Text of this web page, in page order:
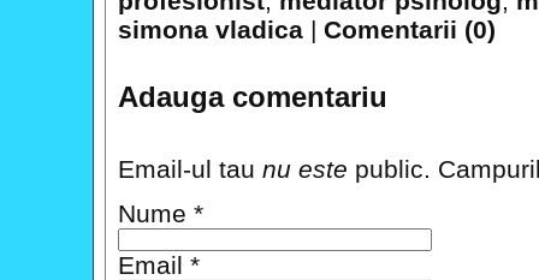
simona vladica | Comentarii (0)
Adauga comentariu
Email-ul tau nu este public.
Nume *
Email *